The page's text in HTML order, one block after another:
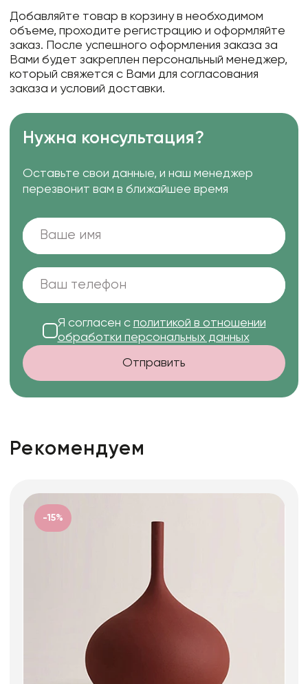
Добавляйте товар в корзину в необходимом
объеме, проходите регистрацию и оформляйте
заказ. После успешного оформления заказа за
Вами будет закреплен персональный менеджер,
который свяжется с Вами для согласования
заказа и условий доставки.
Нужна консультация?
Оставьте свои данные, и наш менеджер
перезвонит вам в ближайшее время
Я согласен с политикой в отношении
обработки персональных данных
Отправить
Рекомендуем
-15%